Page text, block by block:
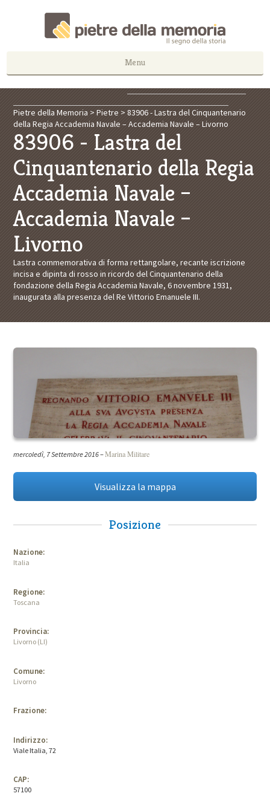
Menu
Pietre della Memoria >Pietre >83906 - Lastra del Cinquantenario
della Regia Accademia Navale – Accademia Navale – Livorno
83906 - Lastra del
Cinquantenario della Regia
Accademia Navale –
Accademia Navale –
Livorno
Lastra commemorativa di forma rettangolare, recante iscrizione
incisa e dipinta di rosso in ricordo del Cinquantenario della
fondazione della Regia Accademia Navale, 6 novembre 1931,
inaugurata alla presenza del Re Vittorio Emanuele III.
mercoledì, 7 Settembre 2016–Marina Militare
Visualizza la mappa
Posizione
Nazione:
Italia
Regione:
Toscana
Provincia:
Livorno (LI)
Comune:
Livorno
Frazione:
Indirizzo:
Viale Italia, 72
CAP:
57100